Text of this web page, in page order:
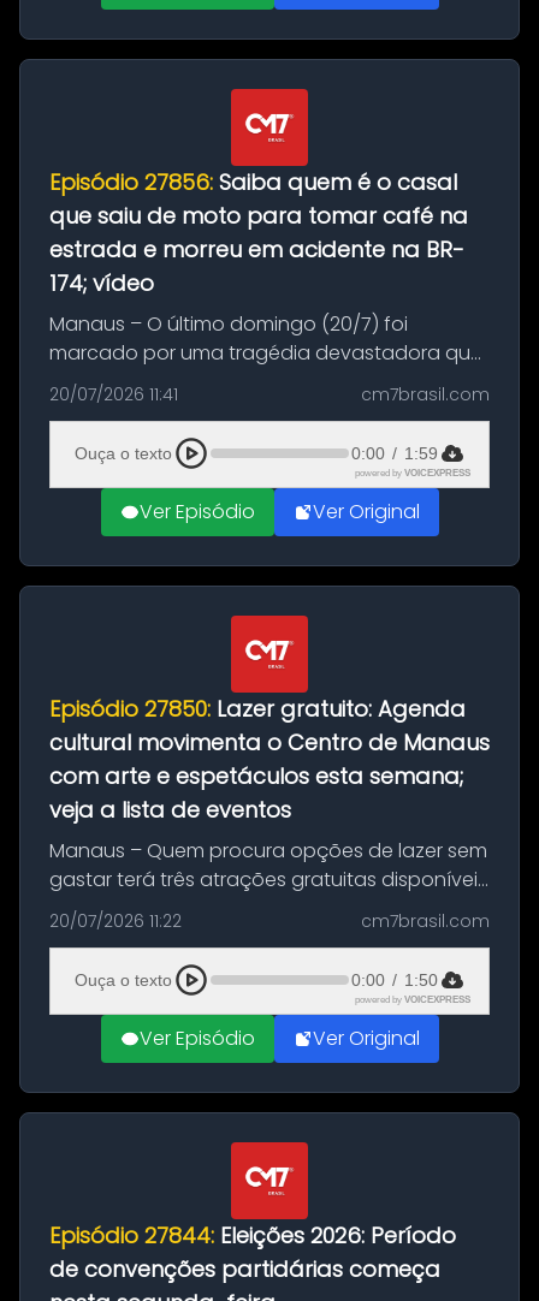
Episódio 27856: Saiba quem é o casal
que saiu de moto para tomar café na
estrada e morreu em acidente na BR-
174; vídeo
Manaus – O último domingo (20/7) foi
marcado por uma tragédia devastadora que
resultou na morte precoce de dois jovens na
BR-174, na zona rural de Manaus. Um passeio
com destino a um típico café regio...
20/07/2026 11:41 cm7brasil.com
Ouça o texto 0:00 / 1:59
powered by VOICEXPRESS
Ver Episódio Ver Original
Episódio 27850: Lazer gratuito: Agenda
cultural movimenta o Centro de Manaus
com arte e espetáculos esta semana;
veja a lista de eventos
Manaus – Quem procura opções de lazer sem
gastar terá três atrações gratuitas disponíveis
entre esta segunda-feira (20) e quinta-feira
(23). A programação inclui uma exposição
dedicada à história das ...
20/07/2026 11:22 cm7brasil.com
Ouça o texto 0:00 / 1:50
powered by VOICEXPRESS
Ver Episódio Ver Original
Episódio 27844: Eleições 2026: Período
de convenções partidárias começa